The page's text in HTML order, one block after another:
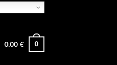
0.00€ 0